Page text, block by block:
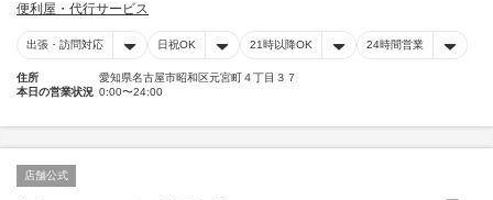
便利屋・代行サービス
出張・訪問対応 日祝OK 21時以降OK 24時間営業
住所
愛知県名古屋市昭和区元宮町４丁目３７
本日の営業状況 0:00〜24:00
店舗公式